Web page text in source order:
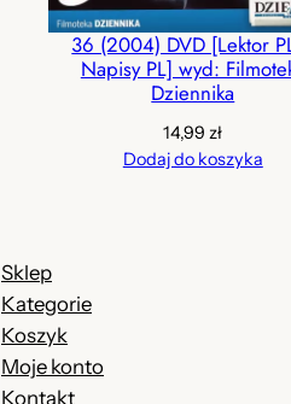
36 (2004) DVD [Lektor
Napisy PL] wyd:
Dziennika
14,99zł
Dodaj do koszyka
Sklep
Kategorie
Koszyk
Moje konto
Kontakt